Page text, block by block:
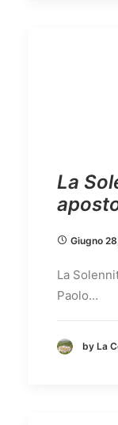
La
Giugno
La
Paolo…
by La